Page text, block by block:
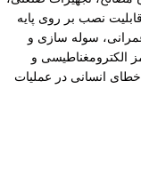
نصب بر روی پایه‌
سوله‌ سازی و
الکترومغناطیسی و
انسانی در عملیات